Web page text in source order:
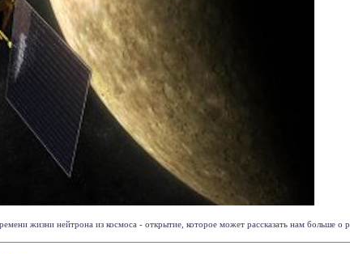
жизни нейтрона из космоса - открытие, которое может рассказать нам больше о